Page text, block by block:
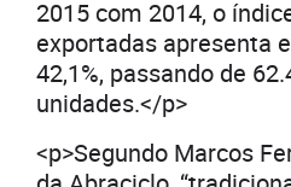
2015 com 2014, o
exportadas apresenta
42,1%, passando de
unidades.</p>
<p>Segundo Marcos